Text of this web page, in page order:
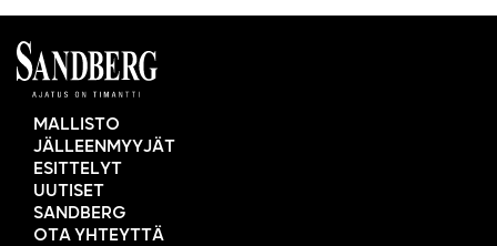
MALLISTO
JÄLLEENMYYJÄT
ESITTELYT
UUTISET
SANDBERG
OTA YHTEYTTÄ